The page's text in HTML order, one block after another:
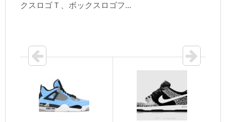
クスロゴＴ、ボックスロゴフ...